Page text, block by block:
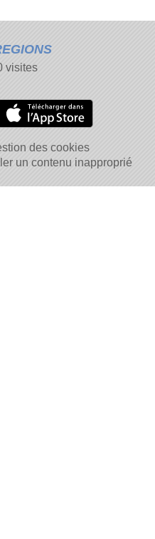
visites
des cookies
un contenu inapproprié